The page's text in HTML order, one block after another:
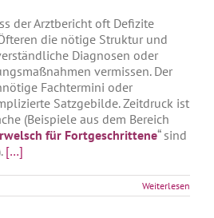
der Arztbericht oft Defizite
die nötige Struktur und
Diagnosen oder
vermissen. Der
Fachtermini oder
Satzgebilde. Zeitdruck ist
(Beispiele aus dem Bereich
für Fortgeschrittene“ sind
[…]
Weiterlesen